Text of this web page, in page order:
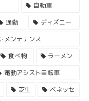
自動車
通勤
ディズニー
メンテナンス
食べ物
ラーメン
電動アシスト自転車
芝生
ベネッセ